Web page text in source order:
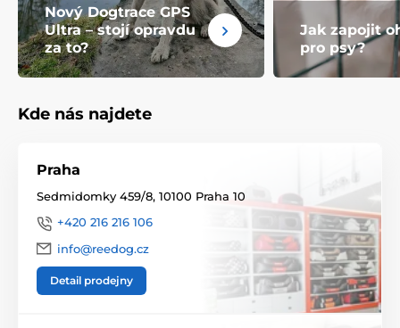
Nový Dogtrace GPS
Ultra – stojí opravdu
za to?
Jak zapojit
pro psy?
Kde nás najdete
Praha
Sedmidomky 459/8, 10100 Praha 10
+420 216 216 106
info@reedog.cz
Detail prodejny